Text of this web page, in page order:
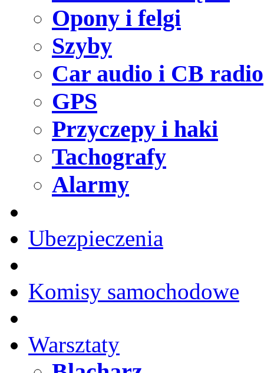
Opony i felgi
Szyby
Car audio i CB radio
GPS
Przyczepy i haki
Tachografy
Alarmy
Ubezpieczenia
Komisy samochodowe
Warsztaty